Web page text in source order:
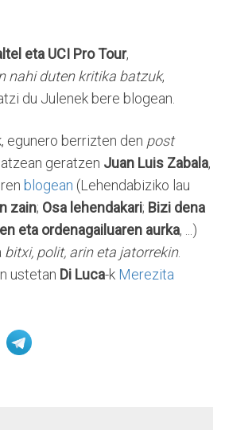
eta UCI Pro Tour,
nahi duten kritika batzuk,
du Julenek bere blogean.
egunero berrizten den post
geratzen Juan Luis Zabala,
blogean (Lehendabiziko lau
zain; Osa lehendakari; Bizi dena
eta ordenagailuaren aurka, ...)
bitxi, polit, arin eta jatorrekin.
ustetan Di Luca-k Merezita